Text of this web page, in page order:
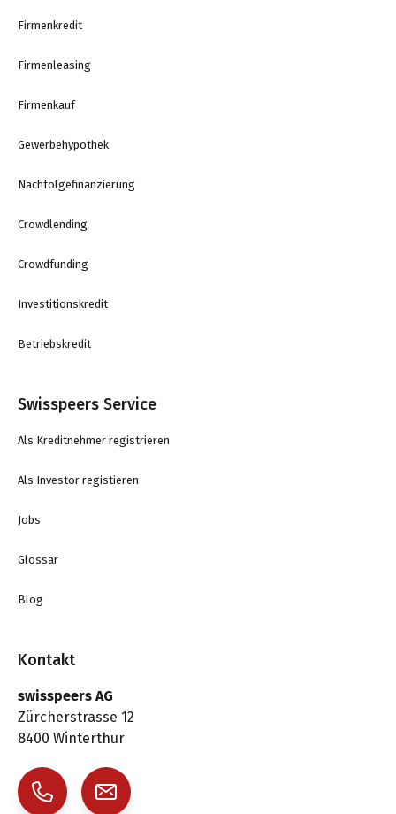
Firmenkredit
Firmenleasing
Firmenkauf
Gewerbehypothek
Nachfolgefinanzierung
Crowdlending
Crowdfunding
Investitionskredit
Betriebskredit
Swisspeers Service
Als Kreditnehmer registrieren
Als Investor registieren
Jobs
Glossar
Blog
Kontakt
swisspeers AG
Zürcherstrasse 12
8400 Winterthur